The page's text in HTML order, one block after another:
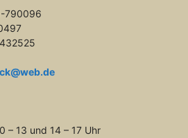
790096
– 13 und 14 – 17 Uhr